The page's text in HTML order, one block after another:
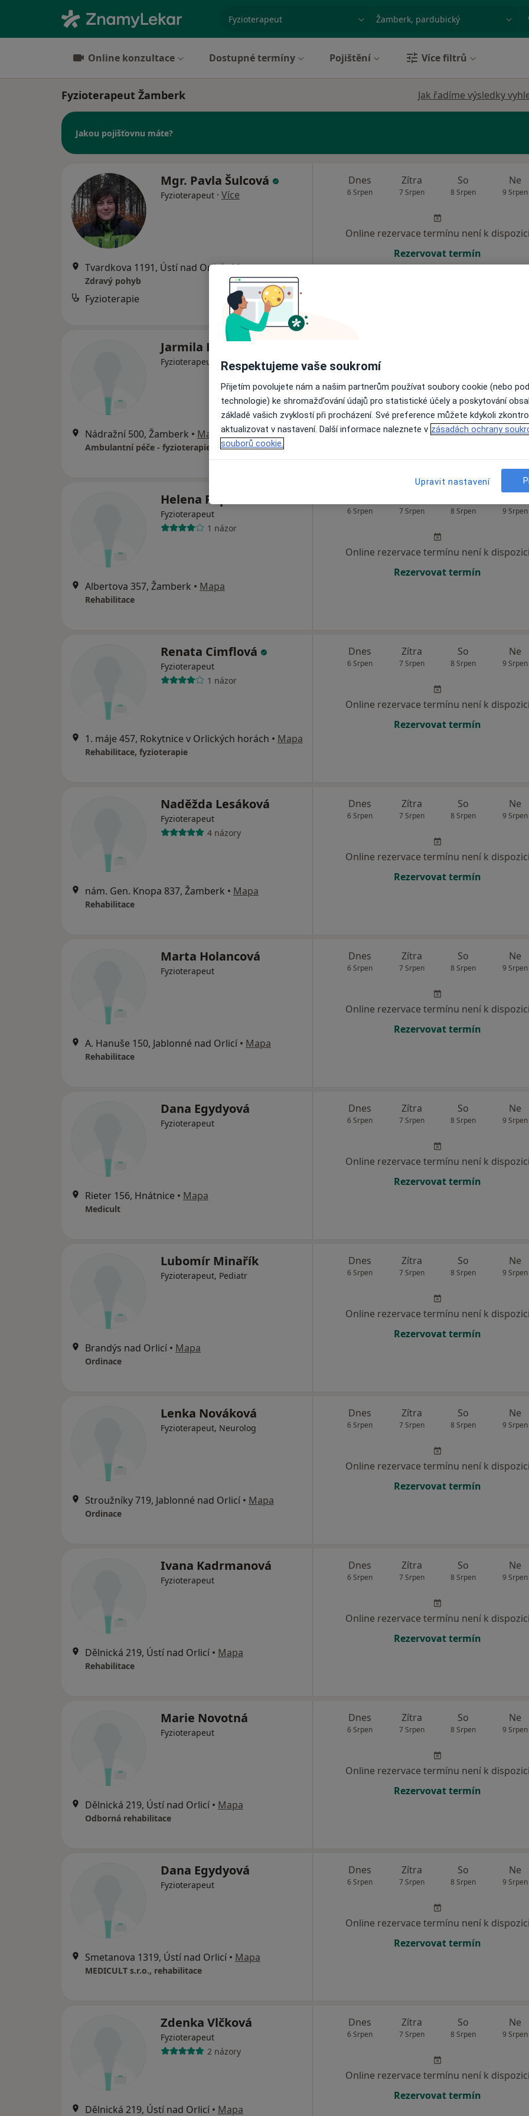
specializace, nemoc nebo příjmeníMěsto nebo region
Online konzultace Dostupné termíny Pojištění Více filtrů
Fyzioterapeut Žamberk Jak řadíme výsledky
Jakou pojišťovnu máte?
Mgr. Pavla Šulcová
Fyzioterapeut · Více
Tvardkova 1191, Ústí nad Orlicí•Mapa
Zdravý pohyb
Fyzioterapie od 300 kč
Dnes
6 Srpen
Zítra
7 Srpen
So
8 Srpen
Ne
9 Srpen
Online rezervace termínu není k dispozici
Rezervovat termín
Jarmila Kulhavá
Fyzioterapeut
Nádražní 500, Žamberk • Mapa
Ambulantní péče - fyzioterapie
Online rezervace termínu není k
Rezervovat termín
Helena Popelková
Fyzioterapeut
1 názor
Albertova 357, Žamberk • Mapa
Rehabilitace
6 Srpen 7 Srpen 8 Srpen 9 Srpen
Online rezervace termínu není k dispozici
Rezervovat termín
Renata Cimflová
Fyzioterapeut
1 názor
1. máje 457, Rokytnice v Orlických horách • Mapa
Rehabilitace, fyzioterapie
Dnes
6 Srpen
Zítra
7 Srpen
So
8 Srpen
Ne
9 Srpen
Online rezervace termínu není k dispozici
Rezervovat termín
Naděžda Lesáková
Fyzioterapeut
4 názory
nám. Gen. Knopa 837, Žamberk • Mapa
Rehabilitace
Dnes
6 Srpen
Zítra
7 Srpen
So
8 Srpen
Ne
9 Srpen
Online rezervace termínu není k dispozici
Rezervovat termín
Marta Holancová
Fyzioterapeut
A. Hanuše 150, Jablonné nad Orlicí • Mapa
Rehabilitace
Dnes
6 Srpen
Zítra
7 Srpen
So
8 Srpen
Ne
9 Srpen
Online rezervace termínu není k dispozici
Rezervovat termín
Dana Egydyová
Fyzioterapeut
Rieter 156, Hnátnice • Mapa
Medicult
Dnes
6 Srpen
Zítra
7 Srpen
So
8 Srpen
Ne
9 Srpen
Online rezervace termínu není k dispozici
Rezervovat termín
Lubomír Minařík
Fyzioterapeut, Pediatr
Brandýs nad Orlicí • Mapa
Ordinace
Dnes
6 Srpen
Zítra
7 Srpen
So
8 Srpen
Ne
9 Srpen
Online rezervace termínu není k dispozici
Rezervovat termín
Lenka Nováková
Fyzioterapeut, Neurolog
Stroužníky 719, Jablonné nad Orlicí • Mapa
Ordinace
Dnes
6 Srpen
Zítra
7 Srpen
So
8 Srpen
Ne
9 Srpen
Online rezervace termínu není k dispozici
Rezervovat termín
Ivana Kadrmanová
Fyzioterapeut
Dělnická 219, Ústí nad Orlicí • Mapa
Rehabilitace
Dnes
6 Srpen
Zítra
7 Srpen
So
8 Srpen
Ne
9 Srpen
Online rezervace termínu není k dispozici
Rezervovat termín
Marie Novotná
Fyzioterapeut
Dělnická 219, Ústí nad Orlicí • Mapa
Odborná rehabilitace
Dnes
6 Srpen
Zítra
7 Srpen
So
8 Srpen
Ne
9 Srpen
Online rezervace termínu není k dispozici
Rezervovat termín
Dana Egydyová
Fyzioterapeut
Smetanova 1319, Ústí nad Orlicí • Mapa
MEDICULT s.r.o., rehabilitace
Dnes
6 Srpen
Zítra
7 Srpen
So
8 Srpen
Ne
9 Srpen
Online rezervace termínu není k dispozici
Rezervovat termín
Zdenka Vlčková
Fyzioterapeut
2 názory
Dělnická 219, Ústí nad Orlicí • Mapa
Dnes
6 Srpen
Zítra
7 Srpen
So
8 Srpen
Ne
9 Srpen
Online rezervace termínu není k dispozici
Rezervovat termín
Respektujeme vaše soukromí
Přijetím povolujete nám a našim partnerům používat soubory cookie (nebo
technologie) ke shromažďování údajů pro statistické účely a poskytování
základě vašich zvyklostí při procházení. Své preference můžete kdykoli
aktualizovat v nastavení. Další informace naleznete v zásadách ochrany
souborů cookie.
Upravit nastavení